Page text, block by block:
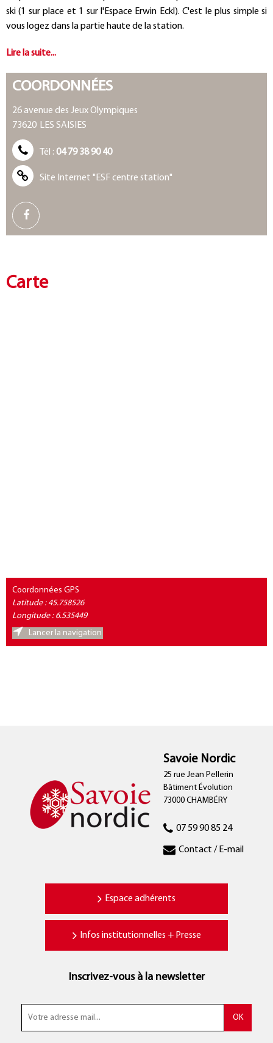
ski (1 sur place et 1 sur l'Espace Erwin Eckl). C'est le plus simple si
vous logez dans la partie haute de la station.
COORDONNÉES
26 avenue des Jeux Olympiques
73620 LES SAISIES
Tél : 04 79 38 90 40
Site Internet "ESF centre station"
Carte
Coordonnées GPS
Latitude : 45.758526
Longitude : 6.535449
Lancer la navigation
Savoie Nordic
25 rue Jean Pellerin
Bâtiment Évolution
73000 CHAMBÉRY
07 59 90 85 24
Contact / E-mail
Espace adhérents
Infos institutionnelles + Presse
Inscrivez-vous à la newsletter